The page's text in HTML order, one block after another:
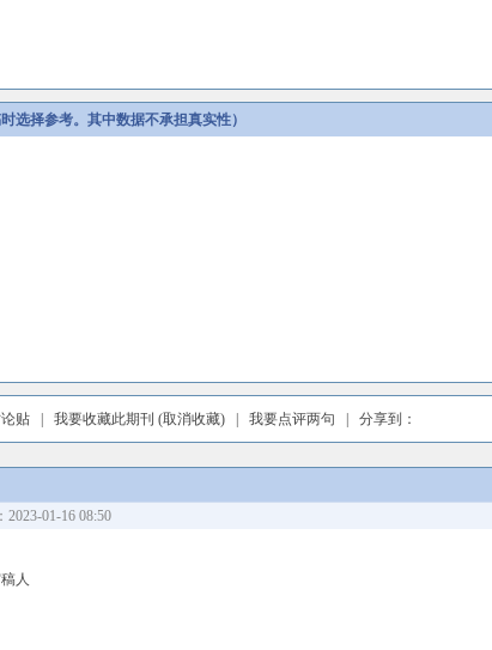
选择参考。其中数据不承担真实性）
贴| 我要收藏此期刊 (取消收藏)| 我要点评两句 | 分享到：
01-16 08:50
人